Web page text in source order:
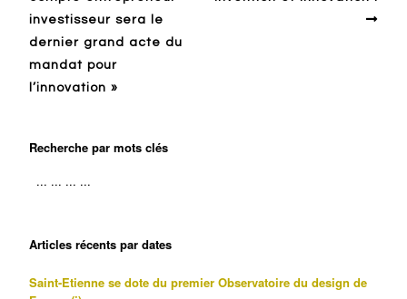
investisseur sera le
dernier grand acte du
mandat pour
l’innovation »
Recherche par mots clés
Articles récents par dates
Saint-Etienne se dote du premier Observatoire du design de